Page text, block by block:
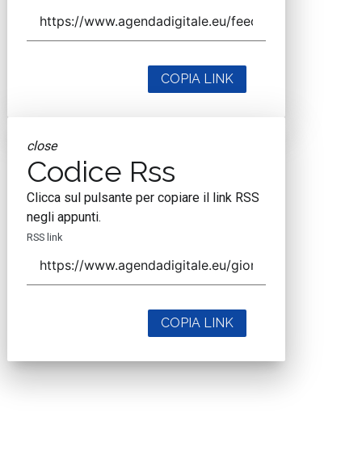
COPIA LINK
close
Codice Rss
Clicca sul pulsante per copiare il link RSS
negli appunti.
RSS link
COPIA LINK